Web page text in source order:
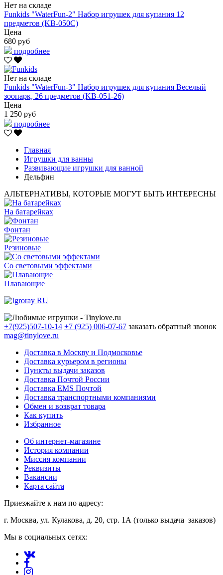
Нет на складе
Funkids "WaterFun-2" Набор игрушек для купания 12
предметов (KB-050C)
Цена
680 руб
подробнее
Нет на складе
Funkids "WaterFun-3" Набор игрушек для купания Веселый
зоопарк, 26 предметов (KB-051-26)
Цена
1 250 руб
подробнее
Главная
Игрушки для ванны
Развивающие игрушки для ванной
Дельфин
АЛЬТЕРНАТИВЫ, КОТОРЫЕ МОГУТ БЫТЬ ИНТЕРЕСНЫ
На батарейках
Фонтан
Резиновые
Со световыми эффектами
Плавающие
+7(925)507-10-14 +7 (925) 006-07-67 заказать обратный звонок
mag@tinylove.ru
Доставка в Москву и Подмосковье
Доставка курьером в регионы
Пункты выдачи заказов
Доставка Почтой России
Доставка EMS Почтой
Доставка транспортными компаниями
Обмен и возврат товара
Как купить
Избранное
Об интернет-магазине
История компании
Миссия компании
Реквизиты
Вакансии
Карта сайта
Приезжайте к нам по адресу:
г. Москва, ул. Кулакова, д. 20, стр. 1А (только выдача заказов)
Мы в социальных сетях: